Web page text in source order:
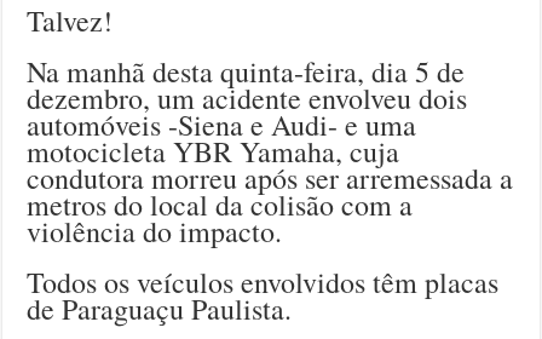
Talvez!
Na manhã desta quinta-feira, dia 5 de
dezembro, um acidente envolveu dois
automóveis -Siena e Audi- e uma
motocicleta YBR Yamaha, cuja
condutora morreu após ser arremessada a
metros do local da colisão com a
violência do impacto.
Todos os veículos envolvidos têm placas
de Paraguaçu Paulista.